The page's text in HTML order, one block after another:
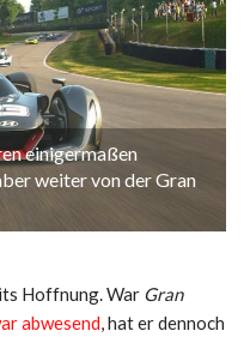
einigermaßen
weiter von der Gran
Hoffnung. War Gran
abwesend, hat er dennoch